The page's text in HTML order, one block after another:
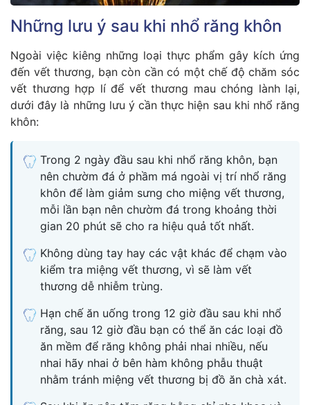
Những lưu ý sau khi nhổ răng khôn
Ngoài việc kiêng những loại thực phẩm gây kích ứng
đến vết thương, bạn còn cần có một chế độ chăm sóc
vết thương hợp lí để vết thương mau chóng lành lại,
dưới đây là những lưu ý cần thực hiện sau khi nhổ răng
khôn:
Trong 2 ngày đầu sau khi nhổ răng khôn, bạn
nên chườm đá ở phầm má ngoài vị trí nhổ răng
khôn để làm giảm sưng cho miệng vết thương,
mỗi lần bạn nên chườm đá trong khoảng thời
gian 20 phút sẽ cho ra hiệu quả tốt nhất.
Không dùng tay hay các vật khác để chạm vào
kiểm tra miệng vết thương, vì sẽ làm vết
thương dễ nhiễm trùng.
Hạn chế ăn uống trong 12 giờ đầu sau khi nhổ
răng, sau 12 giờ đầu bạn có thể ăn các loại đồ
ăn mềm để răng không phải nhai nhiều, nếu
nhai hãy nhai ở bên hàm không phẫu thuật
nhằm tránh miệng vết thương bị đồ ăn chà xát.